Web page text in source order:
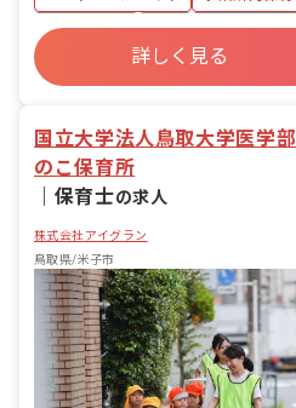
着脱等 ・集団生活を通
・行事の計画・実行、
ブランクOK
有給
福利厚生充実
産休育休制度
未経験歓迎
詳しく見る
国立大学法人鳥取大学医学
のこ保育所
保育士の求人
株式会社アイグラン
鳥取県/米子市